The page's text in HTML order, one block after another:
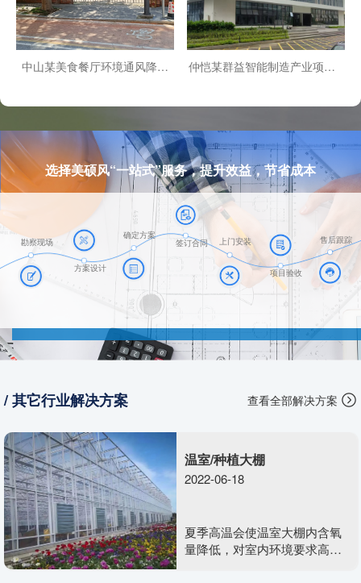
中山某美食餐厅环境通风降温
仲恺某群益智能制造产业项目C
选择美硕风“一站式”服务，提升效益，节省成本
勘察现场
方案设计
确定方案
签订合同
上门安装
项目验收
售后跟踪
/ 其它行业解决方案 查看全部解决方案
温室/种植大棚
2022-06-18
夏季高温会使温室大棚内含氧
量降低，对室内环境要求高的